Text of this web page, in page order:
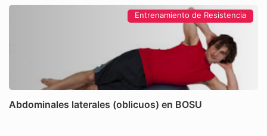
Entrenamiento de Resistencia
Abdominales laterales (oblicuos) en BOSU